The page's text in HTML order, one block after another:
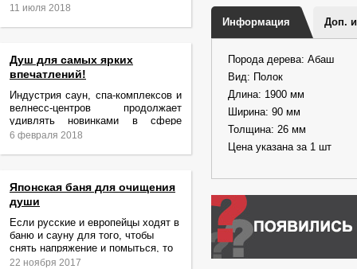
Информация Доп.
Порода дерева: Абаш
Вид: Полок
Длина: 1900 мм
Ширина: 90 мм
Толщина: 26 мм
Цена указана за 1 шт
11 июля 2018
Душ для самых ярких
впечатлений!
Индустрия саун, спа-комплексов и
велнесс-центров продолжает
удивлять новинками в сфере
релаксации и ухода за телом.
6 февраля 2018
Японская баня для очищения
души
Если русские и европейцы ходят в
баню и сауну для того, чтобы
снять напряжение и помыться, то
жители Японии идут туда за
22 ноября 2017